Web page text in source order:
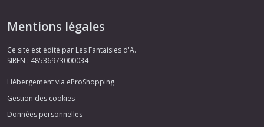
Mentions légales
Ce site est édité par Les Fantaisies d'A.
SIREN : 48536973000034
Hébergement via eProShopping
Gestion des cookies
Données personnelles